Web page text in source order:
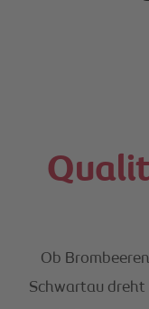
Ob
Schwartau dreht